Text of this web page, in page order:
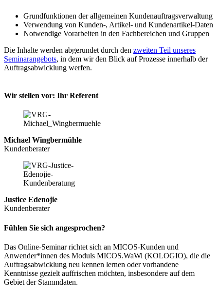
Grundfunktionen der allgemeinen Kundenauftragsverwaltung
Verwendung von Kunden-, Artikel- und Kundenartikel-Daten
Notwendige Vorarbeiten in den Fachbereichen und Gruppen
Die Inhalte werden abgerundet durch den zweiten Teil unseres
Seminarangebots, in dem wir den Blick auf Prozesse innerhalb der
Auftragsabwicklung werfen.
Wir stellen vor: Ihr Referent
Michael Wingbermühle
Kundenberater
Justice Edenojie
Kundenberater
Fühlen Sie sich angesprochen?
Das Online-Seminar richtet sich an MICOS-Kunden und
Anwender*innen des Moduls MICOS.WaWi (KOLOGIO), die die
Auftragsabwicklung neu kennen lernen oder vorhandene
Kenntnisse gezielt auffrischen möchten, insbesondere auf dem
Gebiet der Stammdaten.